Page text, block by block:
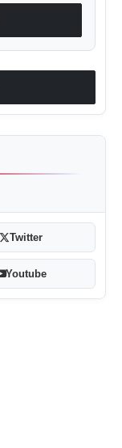
Twitter
Youtube